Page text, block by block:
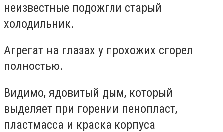
неизвестные подожгли старый
холодильник.
Агрегат на глазах у прохожих сгорел
полностью.
Видимо, ядовитый дым, который
выделяет при горении пенопласт,
пластмасса и краска корпуса